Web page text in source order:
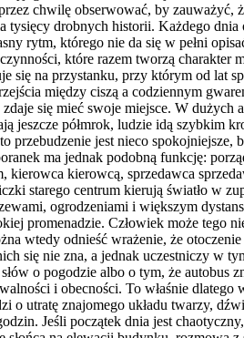
chwilę obserwować, by zauważyć,
tysięcy drobnych historii. Każdego
rytm, którego nie da się w pełni
które razem tworzą
się na przystanku, przy którym od lat
między ciszą a codziennym
się mieć swoje miejsce. W
jeszcze półmrok, ludzie idą szybkim
przebudzenie jest nieco
ma jednak podobną funkcję:
kierowca kierowcą, sprzedawca
starego centrum kierują światło w
ogrodzeniami i większym
promenadzie. Człowiek może tego
wtedy odnieść wrażenie, że
się nie zna, a jednak uczestniczy w
o pogodzie albo o tym, że
i obecności. To właśnie
o utratę znajomego układu twarzy,
Jeśli początek dnia jest